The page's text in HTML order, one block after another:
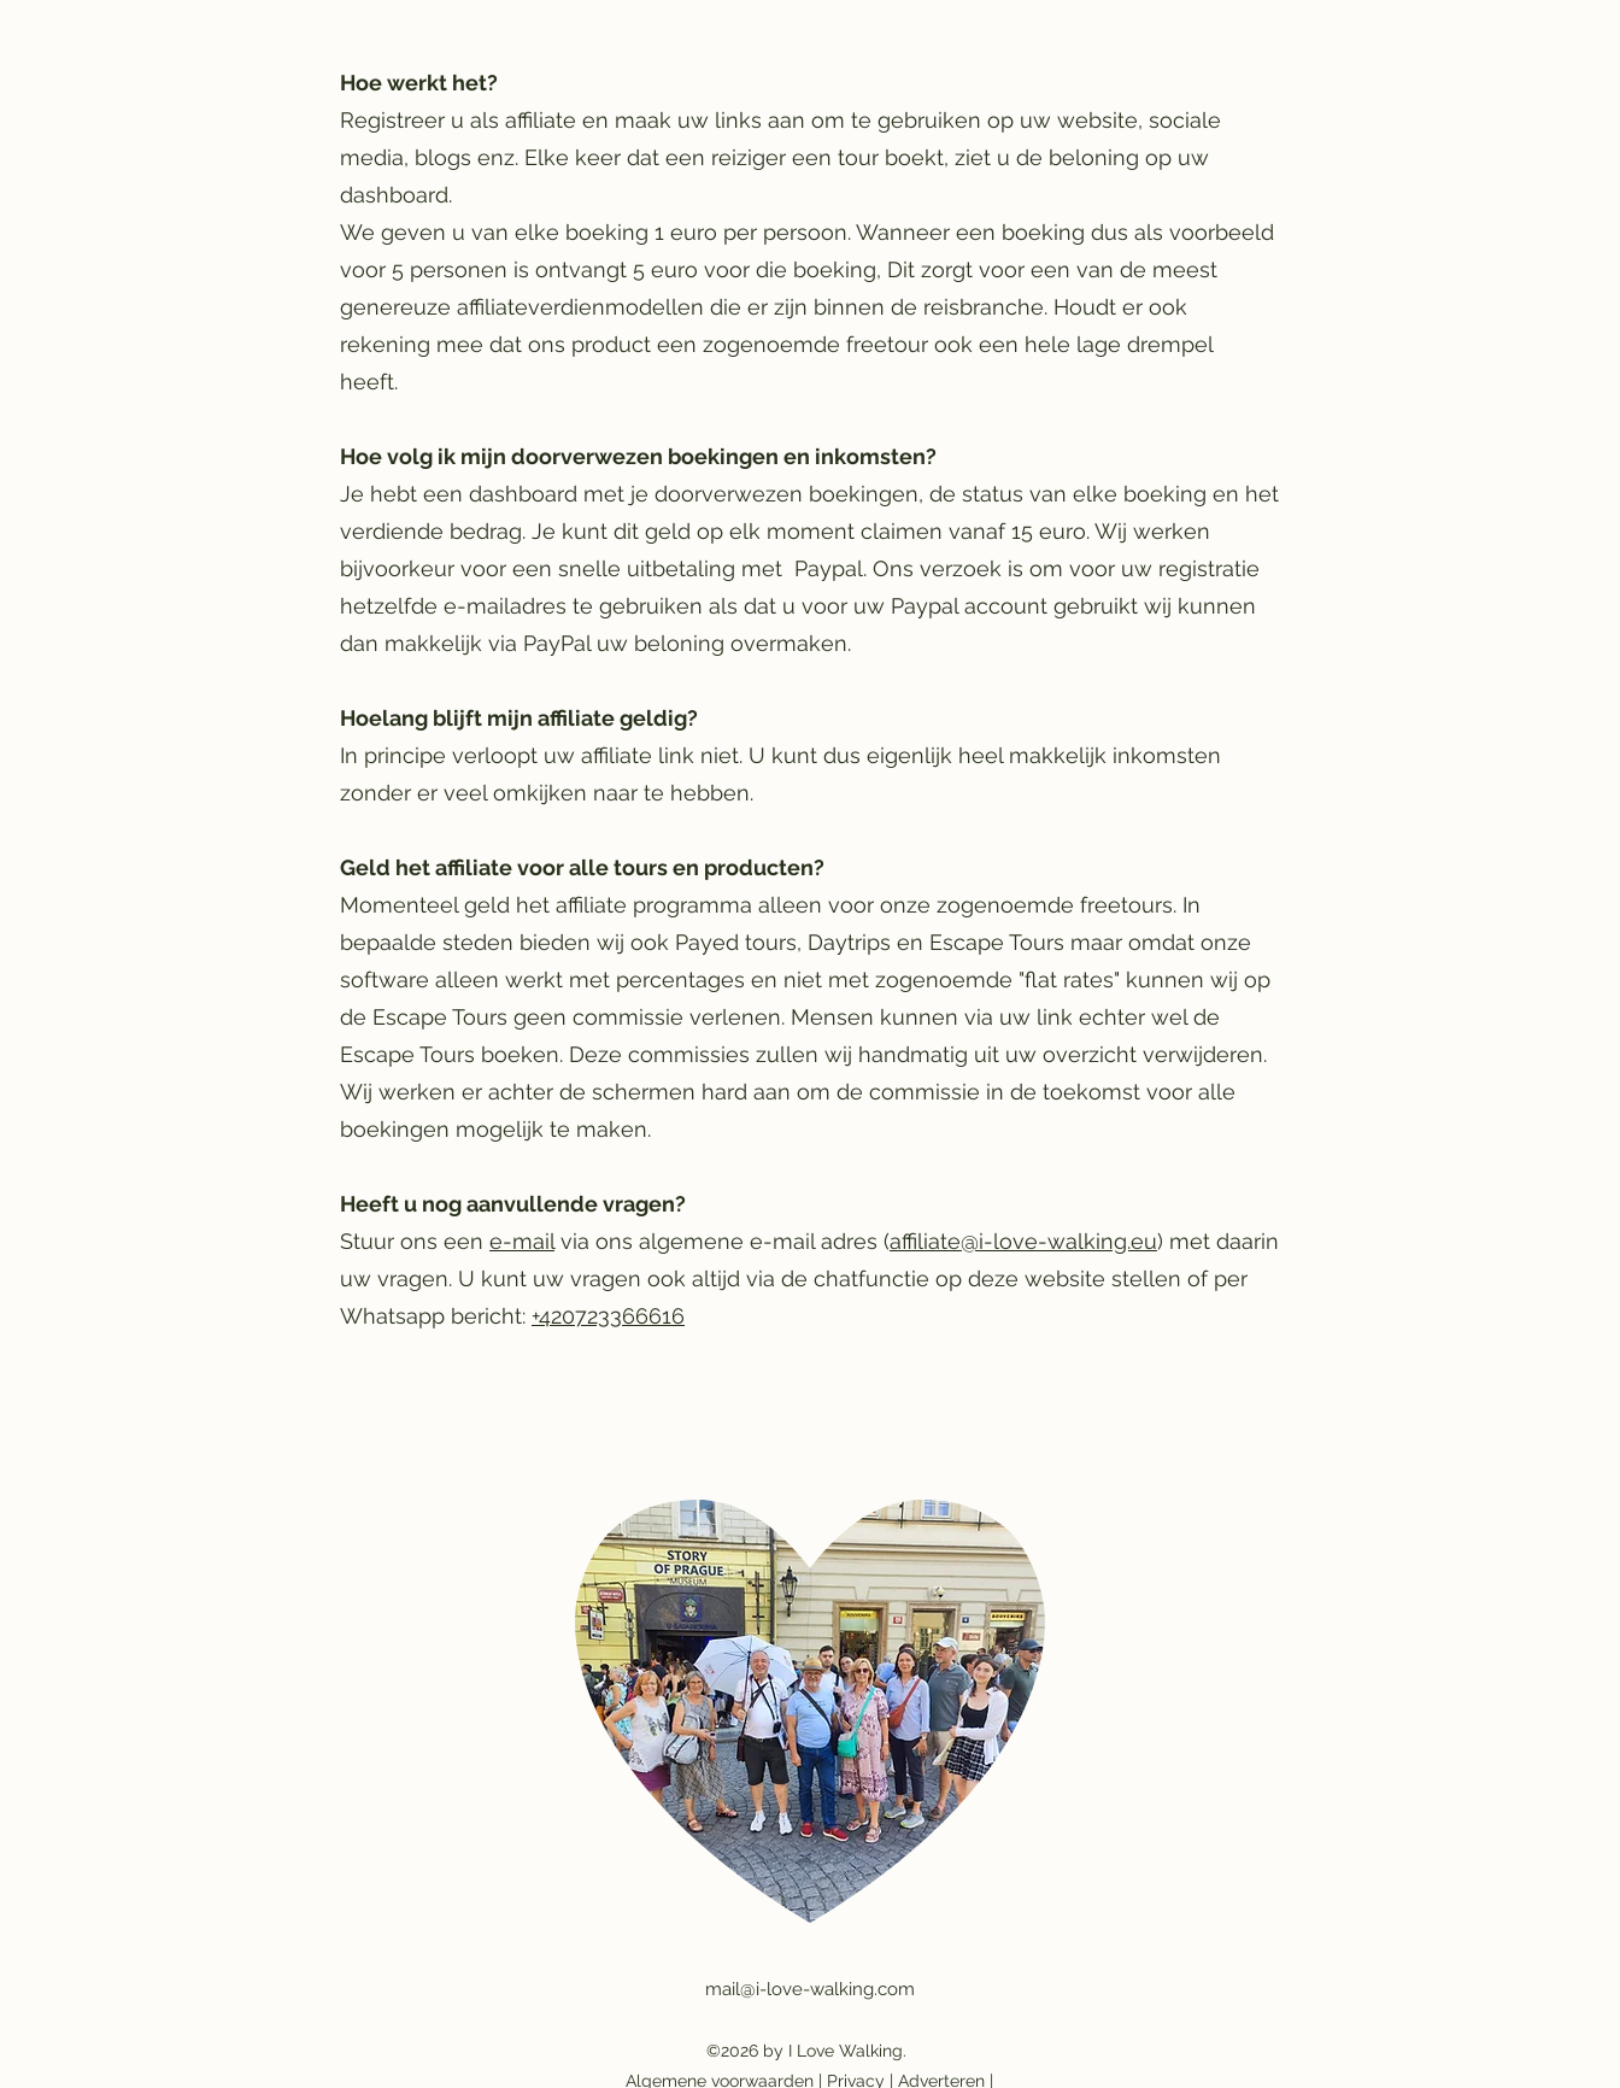
​​​Hoe werkt het?
Registreer u als affiliate en maak uw links aan om te gebruiken op uw website, sociale
media, blogs enz. Elke keer dat een reiziger een tour boekt, ziet u de beloning op uw
dashboard.
We geven u van elke boeking 1 euro per persoon. Wanneer een boeking dus als voorbeeld
voor 5 personen is ontvangt 5 euro voor die boeking, Dit zorgt voor een van de meest
genereuze affiliateverdienmodellen die er zijn binnen de reisbranche. Houdt er ook
rekening mee dat ons product een zogenoemde freetour ook een hele lage drempel
heeft.
Hoe volg ik mijn doorverwezen boekingen en inkomsten?
Je hebt een dashboard met je doorverwezen boekingen, de status van elke boeking en het
verdiende bedrag. Je kunt dit geld op elk moment claimen vanaf 15 euro. Wij werken
bijvoorkeur voor een snelle uitbetaling met Paypal. Ons verzoek is om voor uw registratie
hetzelfde e-mailadres te gebruiken als dat u voor uw Paypal account gebruikt wij kunnen
dan makkelijk via PayPal uw beloning overmaken.
Hoelang blijft mijn affiliate geldig?
In principe verloopt uw affiliate link niet. U kunt dus eigenlijk heel makkelijk inkomsten
zonder er veel omkijken naar te hebben.
Geld het affiliate voor alle tours en producten?
Momenteel geld het affiliate programma alleen voor onze zogenoemde freetours. In
bepaalde steden bieden wij ook Payed tours, Daytrips en Escape Tours maar omdat onze
software alleen werkt met percentages en niet met zogenoemde "flat rates" kunnen wij op
de Escape Tours geen commissie verlenen. Mensen kunnen via uw link echter wel de
Escape Tours boeken. Deze commissies zullen wij handmatig uit uw overzicht verwijderen.
Wij werken er achter de schermen hard aan om de commissie in de toekomst voor alle
boekingen mogelijk te maken.
Heeft u nog aanvullende vragen?
Stuur ons een e-mail via ons algemene e-mail adres (affiliate@i-love-walking.eu) met daarin
uw vragen. U kunt uw vragen ook altijd via de chatfunctie op deze website stellen of per
Whatsapp bericht: +420723366616
mail@i-love-walking.com
©2026 by I Love Walking.
Algemene voorwaarden| Privacy | Adverteren|